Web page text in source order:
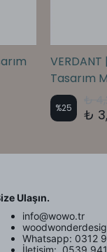
Tasarım
%25 ₺
Ulaşın.
info@wowo.tr
Whatsapp: 0312
İletişim: 0539